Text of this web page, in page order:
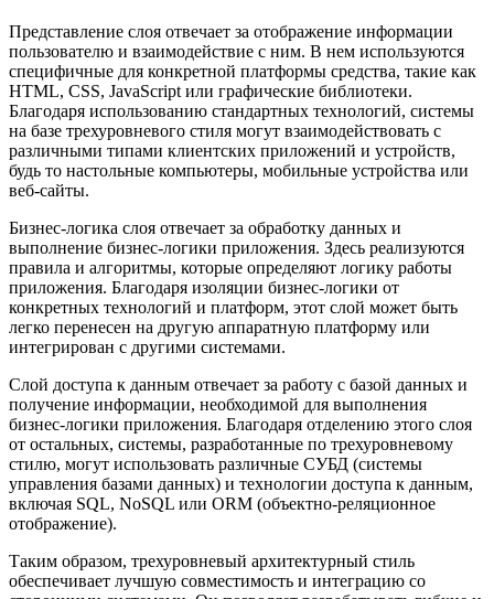
Представление слоя отвечает за отображение информации
пользователю и взаимодействие с ним. В нем используются
специфичные для конкретной платформы средства, такие как
HTML, CSS, JavaScript или графические библиотеки.
Благодаря использованию стандартных технологий, системы
на базе трехуровневого стиля могут взаимодействовать с
различными типами клиентских приложений и устройств,
будь то настольные компьютеры, мобильные устройства или
веб-сайты.
Бизнес-логика слоя отвечает за обработку данных и
выполнение бизнес-логики приложения. Здесь реализуются
правила и алгоритмы, которые определяют логику работы
приложения. Благодаря изоляции бизнес-логики от
конкретных технологий и платформ, этот слой может быть
легко перенесен на другую аппаратную платформу или
интегрирован с другими системами.
Слой доступа к данным отвечает за работу с базой данных и
получение информации, необходимой для выполнения
бизнес-логики приложения. Благодаря отделению этого слоя
от остальных, системы, разработанные по трехуровневому
стилю, могут использовать различные СУБД (системы
управления базами данных) и технологии доступа к данным,
включая SQL, NoSQL или ORM (объектно-реляционное
отображение).
Таким образом, трехуровневый архитектурный стиль
обеспечивает лучшую совместимость и интеграцию со